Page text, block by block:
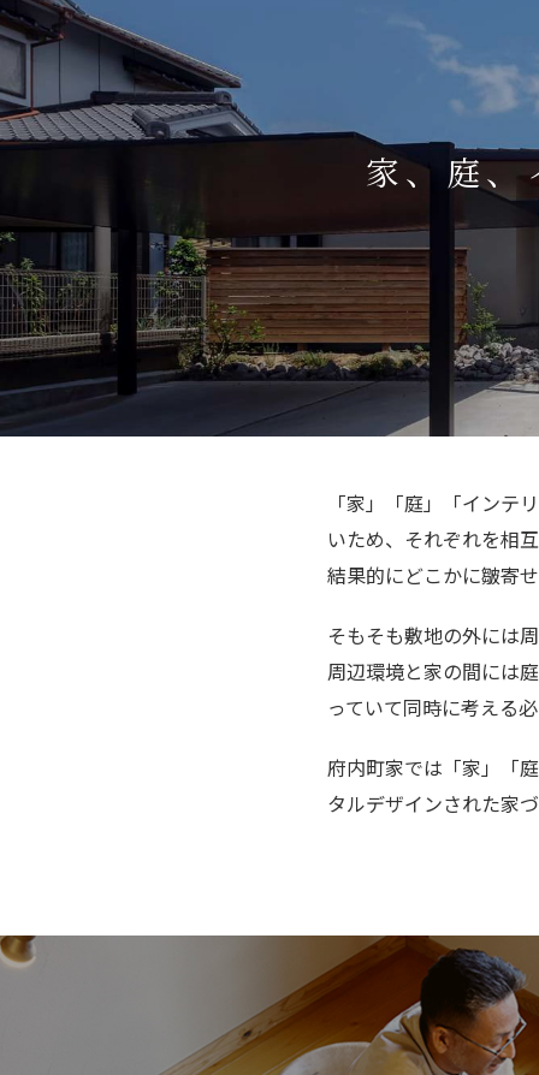
家、庭
「家」「庭」「インテ
いため、それぞれを相
結果的にどこかに皺寄
そもそも敷地の外には
周辺環境と家の間には
っていて同時に考える
府内町家では「家」「
タルデザインされた家